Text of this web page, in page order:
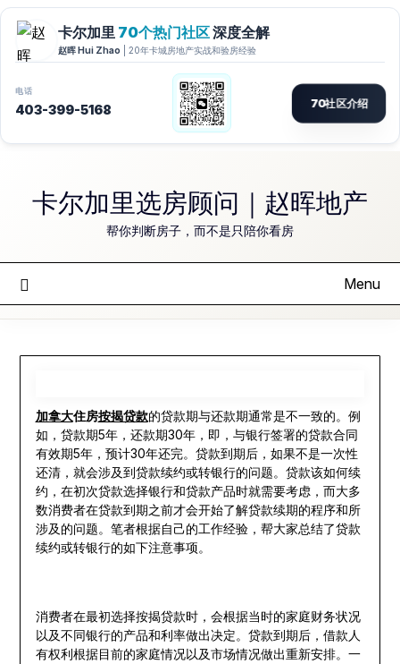
content卡尔加里选房顾问｜赵晖地产
帮你判断房子，而不是只陪你看房
Menu
加拿大住房按揭贷款的贷款期与还款期通常是不一致的。例
如，贷款期5年，还款期30年，即，与银行签署的贷款合同
有效期5年，预计30年还完。贷款到期后，如果不是一次性
还清，就会涉及到贷款续约或转银行的问题。贷款该如何续
约，在初次贷款选择银行和贷款产品时就需要考虑，而大多
数消费者在贷款到期之前才会开始了解贷款续期的程序和所
涉及的问题。笔者根据自己的工作经验，帮大家总结了贷款
续约或转银行的如下注意事项。
消费者在最初选择按揭贷款时，会根据当时的家庭财务状况
以及不同银行的产品和利率做出决定。贷款到期后，借款人
有权利根据目前的家庭情况以及市场情况做出重新安排。一